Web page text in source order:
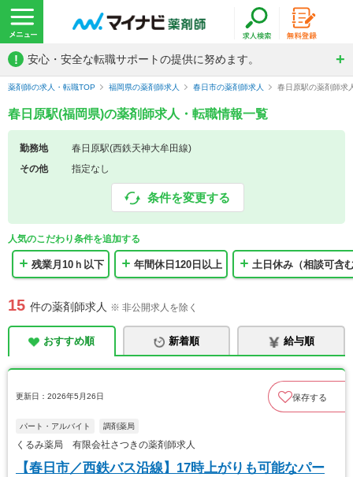
! 安心・安全な転職サポートの提供に努めます。
薬剤師の求人・転職TOP 福岡県の薬剤師求人 春日市の薬剤師求人 春日原駅の薬剤師求
春日原駅(福岡県)の薬剤師求人・転職情報一覧
勤務地
春日原駅(西鉄天神大牟田線)
その他
指定なし
条件を変更する
人気のこだわり条件を追加する
残業月10ｈ以下 年間休日120日以上 土日休み（相談可含
15 件の薬剤師求人 ※ 非公開求人を除く
おすすめ順 新着順 給与順
更新日：2026年5月26日 保存する
パート・アルバイト 調剤薬局
くるみ薬局 有限会社さつきの薬剤師求人
【春日市／西鉄バス沿線】17時上がりも可能なパー